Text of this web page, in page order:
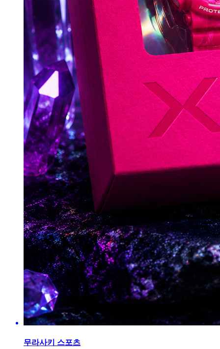
무라사키 스포츠